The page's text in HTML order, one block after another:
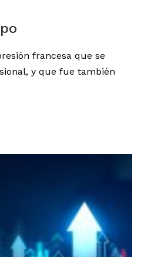
francesa que se
y que fue también